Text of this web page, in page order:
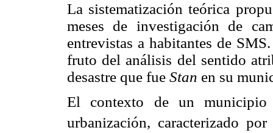
La sistematización teórica
meses de investigación de
entrevistas a habitantes de
fruto del análisis del sentido
desastre que fue Stan en su
El contexto de un municipio
urbanización, caracterizado